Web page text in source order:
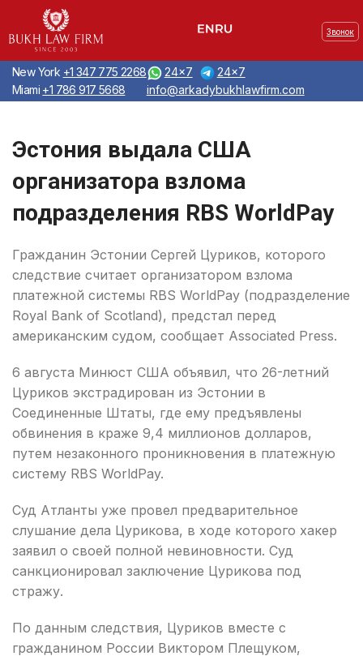
Звонок
New York +1 347 775 2268
Miami +1 786 917 5668
24x7
24x7
info@arkadybukhlawfirm.com
Эстония выдала США
организатора взлома
подразделения RBS WorldPay
Гражданин Эстонии Сергей Цуриков, которого
следствие считает организатором взлома
платежной системы RBS WorldPay (подразделение
Royal Bank of Scotland), предстал перед
американским судом, сообщает Associated Press.
6 августа Минюст США объявил, что 26-летний
Цуриков экстрадирован из Эстонии в
Соединенные Штаты, где ему предъявлены
обвинения в краже 9,4 миллионов долларов,
путем незаконного проникновения в платежную
систему RBS WorldPay.
Суд Атланты уже провел предварительное
слушание дела Цурикова, в ходе которого хакер
заявил о своей полной невиновности. Суд
санкционировал заключение Цурикова под
стражу.
По данным следствия, Цуриков вместе с
гражданином России Виктором Плещуком,